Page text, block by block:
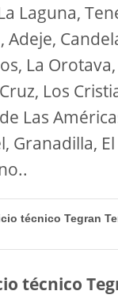
Laguna,
Adeje,
La
Los
Las
Granadilla, El
técnico Tegran
técnico